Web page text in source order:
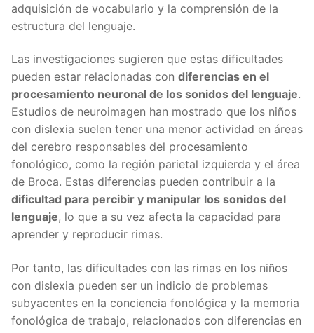
adquisición de vocabulario y la comprensión de la
estructura del lenguaje.
Las investigaciones sugieren que estas dificultades
pueden estar relacionadas con diferencias en el
procesamiento neuronal de los sonidos del lenguaje.
Estudios de neuroimagen han mostrado que los niños
con dislexia suelen tener una menor actividad en áreas
del cerebro responsables del procesamiento
fonológico, como la región parietal izquierda y el área
de Broca. Estas diferencias pueden contribuir a la
dificultad para percibir y manipular los sonidos del
lenguaje, lo que a su vez afecta la capacidad para
aprender y reproducir rimas.
Por tanto, las dificultades con las rimas en los niños
con dislexia pueden ser un indicio de problemas
subyacentes en la conciencia fonológica y la memoria
fonológica de trabajo, relacionados con diferencias en